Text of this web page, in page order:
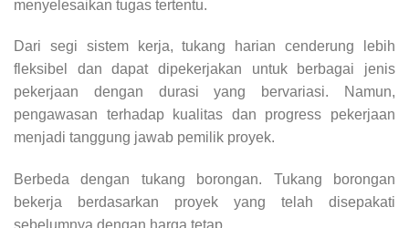
menyelesaikan tugas tertentu.
Dari segi sistem kerja, tukang harian cenderung lebih
fleksibel dan dapat dipekerjakan untuk berbagai jenis
pekerjaan dengan durasi yang bervariasi. Namun,
pengawasan terhadap kualitas dan progress pekerjaan
menjadi tanggung jawab pemilik proyek.
Berbeda dengan tukang borongan. Tukang borongan
bekerja berdasarkan proyek yang telah disepakati